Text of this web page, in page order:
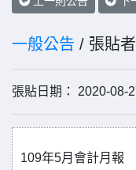
一般公告 / 張貼者
張貼日期： 2020-
109年5月會計月報